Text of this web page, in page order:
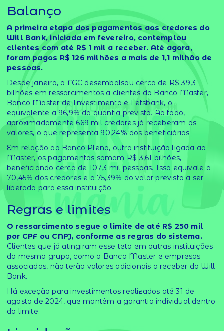
Balanço
A primeira etapa dos pagamentos aos credores do
Will Bank, iniciada em fevereiro, contemplou
clientes com até R$ 1 mil a receber. Até agora,
foram pagos R$ 126 milhões a mais de 1,1 milhão de
pessoas.
Desde janeiro, o FGC desembolsou cerca de R$ 39,3
bilhões em ressarcimentos a clientes do Banco Master,
Banco Master de Investimento e Letsbank, o
equivalente a 96,9% da quantia prevista. Ao todo,
aproximadamente 669 mil credores já receberam os
valores, o que representa 90,24% dos beneficiários.
Em relação ao Banco Pleno, outra instituição ligada ao
Master, os pagamentos somam R$ 3,61 bilhões,
beneficiando cerca de 107,3 mil pessoas. Isso equivale a
70,45% dos credores e a 75,39% do valor previsto a ser
liberado para essa instituição.
Regras e limites
O ressarcimento segue o limite de até R$ 250 mil
por CPF ou CNPJ, conforme as regras do sistema.
Clientes que já atingiram esse teto em outras instituições
do mesmo grupo, como o Banco Master e empresas
associadas, não terão valores adicionais a receber do Will
Bank.
Há exceção para investimentos realizados até 31 de
agosto de 2024, que mantêm a garantia individual dentro
do limite.